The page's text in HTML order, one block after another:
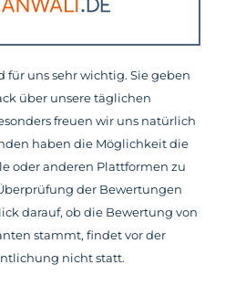
für uns sehr wichtig. Sie geben
über unsere täglichen
freuen wir uns natürlich
haben die Möglichkeit die
oder anderen Plattformen zu
der Bewertungen
darauf, ob die Bewertung von
stammt, findet vor der
nicht statt.